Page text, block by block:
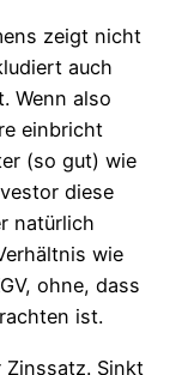
zeigt nicht
auch
Wenn also
einbricht
(so gut) wie
diese
natürlich
wie
ohne, dass
ist.
Sinkt